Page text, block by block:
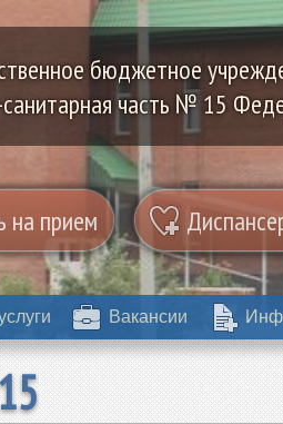
бюджетное
часть № 15
на прием
Вакансии